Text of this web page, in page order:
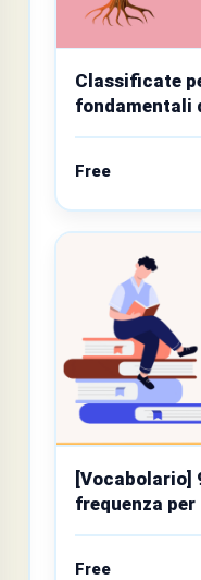
Classificate
fondamentali
Free
[Vocabolario]
frequenza per
Free